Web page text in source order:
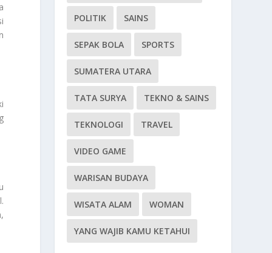
POLITIK SAINS
SEPAK BOLA SPORTS
SUMATERA UTARA
TATA SURYA TEKNO & SAINS
TEKNOLOGI TRAVEL
VIDEO GAME
WARISAN BUDAYA
WISATA ALAM WOMAN
YANG WAJIB KAMU KETAHUI